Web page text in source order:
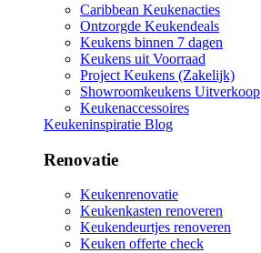
Caribbean Keukenacties
Ontzorgde Keukendeals
Keukens binnen 7 dagen
Keukens uit Voorraad
Project Keukens (Zakelijk)
Showroomkeukens Uitverkoop
Keukenaccessoires
Keukeninspiratie Blog
Renovatie
Keukenrenovatie
Keukenkasten renoveren
Keukendeurtjes renoveren
Keuken offerte check